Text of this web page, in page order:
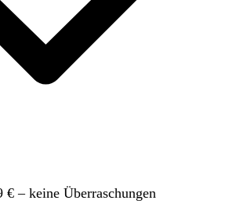
€ – keine Überraschungen